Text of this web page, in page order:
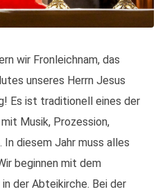
wir Fronleichnam, das
unseres Herrn Jesus
Es ist traditionell eines der
Musik, Prozession,
diesem Jahr muss alles
beginnen mit dem
der Abteikirche. Bei der